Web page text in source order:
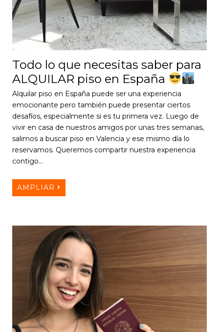
Todo lo que necesitas saber para
ALQUILAR piso en España
Alquilar piso en España puede ser una experiencia
emocionante pero también puede presentar ciertos
desafíos, especialmente si es tu primera vez. Luego de
vivir en casa de nuestros amigos por unas tres semanas,
salimos a buscar piso en Valencia y ese mismo día lo
reservamos. Queremos compartir nuestra experiencia
contigo…
AMPLIAR